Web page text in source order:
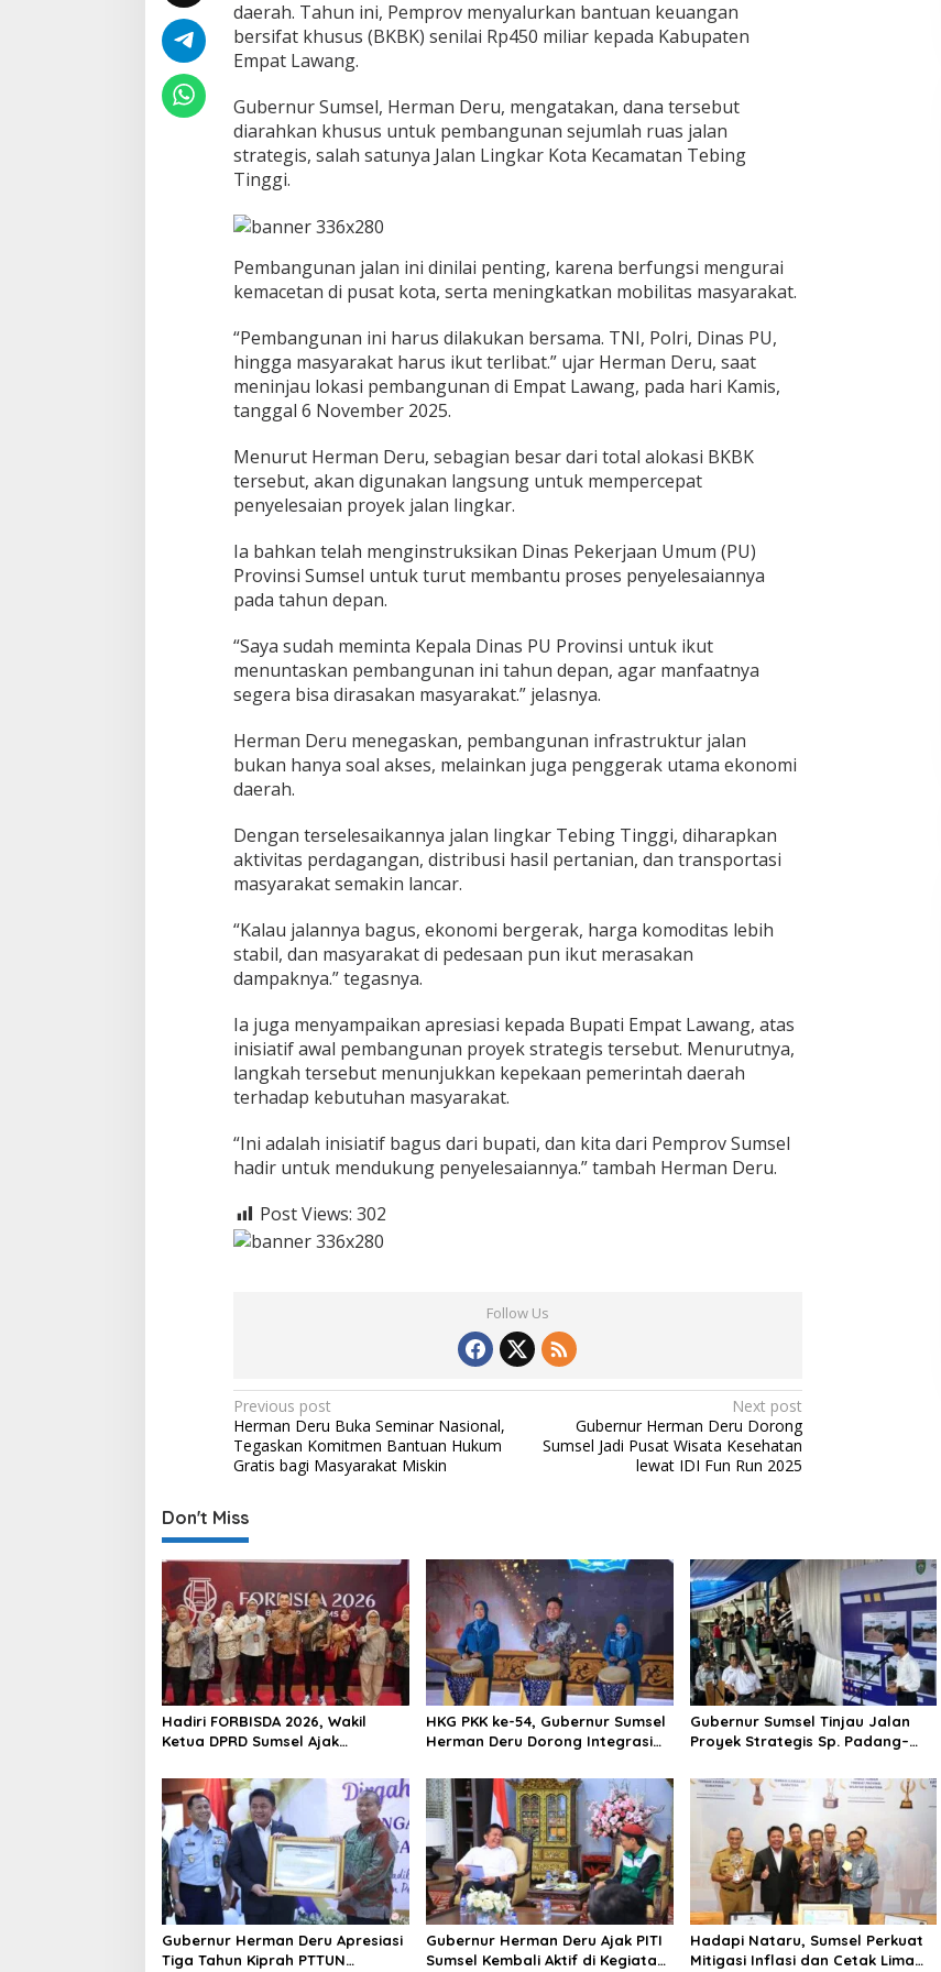
n
g
P
m
p
r
e
o
n
r
k
a
n
4
5
0
i
i
a
daerah. Tahun ini, Pemprov menyalurkan bantuan keuangan
bersifat khusus (BKBK) senilai Rp450 miliar kepada Kabupaten
Empat Lawang.
Gubernur Sumsel, Herman Deru, mengatakan, dana tersebut
diarahkan khusus untuk pembangunan sejumlah ruas jalan
strategis, salah satunya Jalan Lingkar Kota Kecamatan Tebing
Tinggi.
Pembangunan jalan ini dinilai penting, karena berfungsi mengurai
kemacetan di pusat kota, serta meningkatkan mobilitas masyarakat.
“Pembangunan ini harus dilakukan bersama. TNI, Polri, Dinas PU,
hingga masyarakat harus ikut terlibat.” ujar Herman Deru, saat
meninjau lokasi pembangunan di Empat Lawang, pada hari Kamis,
tanggal 6 November 2025.
Menurut Herman Deru, sebagian besar dari total alokasi BKBK
tersebut, akan digunakan langsung untuk mempercepat
penyelesaian proyek jalan lingkar.
Ia bahkan telah menginstruksikan Dinas Pekerjaan Umum (PU)
Provinsi Sumsel untuk turut membantu proses penyelesaiannya
pada tahun depan.
“Saya sudah meminta Kepala Dinas PU Provinsi untuk ikut
menuntaskan pembangunan ini tahun depan, agar manfaatnya
segera bisa dirasakan masyarakat.” jelasnya.
Herman Deru menegaskan, pembangunan infrastruktur jalan
bukan hanya soal akses, melainkan juga penggerak utama ekonomi
daerah.
Dengan terselesaikannya jalan lingkar Tebing Tinggi, diharapkan
aktivitas perdagangan, distribusi hasil pertanian, dan transportasi
masyarakat semakin lancar.
“Kalau jalannya bagus, ekonomi bergerak, harga komoditas lebih
stabil, dan masyarakat di pedesaan pun ikut merasakan
dampaknya.” tegasnya.
Ia juga menyampaikan apresiasi kepada Bupati Empat Lawang, atas
inisiatif awal pembangunan proyek strategis tersebut. Menurutnya,
langkah tersebut menunjukkan kepekaan pemerintah daerah
terhadap kebutuhan masyarakat.
“Ini adalah inisiatif bagus dari bupati, dan kita dari Pemprov Sumsel
hadir untuk mendukung penyelesaiannya.” tambah Herman Deru.
Post Views: 302
Follow Us
P
o
s
n
a
v
i
g
a
t
i
o
n
Previous post
Herman Deru Buka Seminar Nasional,
Tegaskan Komitmen Bantuan Hukum
Gratis bagi Masyarakat Miskin
Next post
Gubernur Herman Deru Dorong
Sumsel Jadi Pusat Wisata Kesehatan
lewat IDI Fun Run 2025
Don't Miss
Hadiri FORBISDA 2026, Wakil
Ketua DPRD Sumsel Ajak
Kekuatan Ekonomi Baru
HKG PKK ke-54, Gubernur Sumsel
Herman Deru Dorong Integrasi
Perempuan
Gubernur Sumsel Tinjau Jalan
Proyek Strategis Sp. Padang–
Gubernur Herman Deru Apresiasi
Tiga Tahun Kiprah PTTUN
Gubernur Herman Deru Ajak PITI
Sumsel Kembali Aktif di Kegiatan
Hadapi Nataru, Sumsel Perkuat
Mitigasi Inflasi dan Cetak Lima